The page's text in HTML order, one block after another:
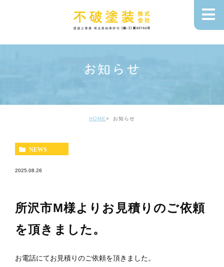
お知らせ
HOME お知らせ
NEWS
2025.08.26
所沢市M様よりお見積りのご依頼
を頂きました。
お電話にてお見積りのご依頼を頂きました。